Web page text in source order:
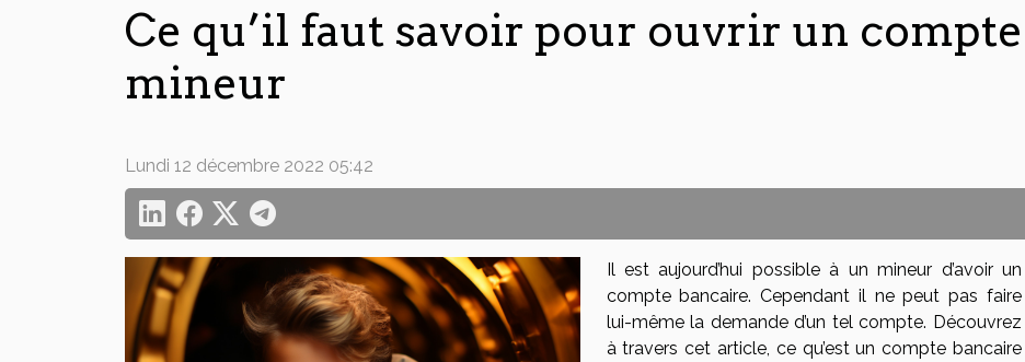
Ce qu’il faut savoir pour ouvrir un
mineur
Lundi 12 décembre 2022 05:42
Il est aujourd’hui possible à un mineur d’avoir un
compte bancaire. Cependant il ne peut pas faire
lui-même la demande d’un tel compte. Découvrez
à travers cet article, ce qu’est un compte bancaire